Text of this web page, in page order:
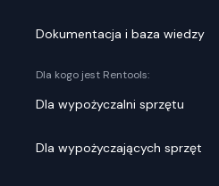
Dokumentacja i baza wiedzy
Dla kogo jest Rentools:
Dla wypożyczalni sprzętu
Dla wypożyczających sprzęt